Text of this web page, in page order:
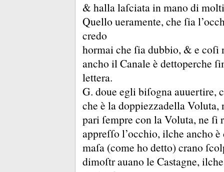
& halla laſciata in mano di
Quello ueramente, che ſia
credo
hormai che ſia dubbio, & e coſi
ancho il Canale è dettoperche
lettera.
G. doue egli biſogna auuertire,
che è la doppiezzadella
pari ſempre con la Voluta, ne
appreſſo l’occhio, ilche ancho
maſa (come ho detto) crano
dimoſtr auano le Castagne,